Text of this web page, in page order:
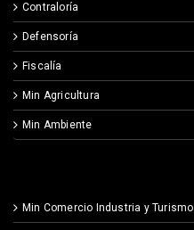
Contraloría
Defensoría
Fiscalía
Min Agricultura
Min Ambiente
Min Comercio Industria y Turismo